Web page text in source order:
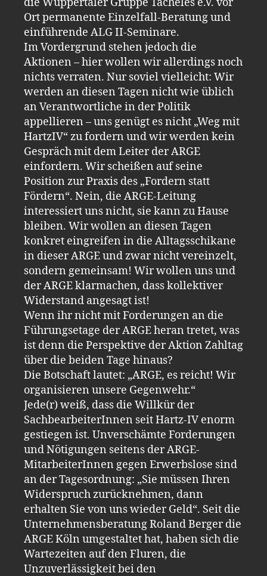
Ort permanente Einzelfall-Beratung und
einführende ALG II-Seminare.
Im Vordergrund stehen jedoch die
Aktionen – hier wollen wir allerdings noch
nichts verraten. Nur soviel vielleicht: Wir
werden an diesen Tagen nicht wie üblich
an Verantwortliche in der Politik
appellieren – uns genügt es nicht „Weg mit
HartzIV“ zu fordern und wir werden kein
Gespräch mit dem Leiter der ARGE
einfordern. Wir scheißen auf seine
Position zur Praxis des „Fordern statt
Fördern“. Nein, die ARGE-Leitung
interessiert uns nicht, sie kann zu Hause
bleiben. Wir wollen an diesen Tagen
konkret eingreifen in die Alltagsschikane
in dieser ARGE und zwar nicht vereinzelt,
sondern gemeinsam! Wir wollen uns und
der ARGE klarmachen, dass kollektiver
Widerstand angesagt ist!
Wenn ihr nicht mit Forderungen an die
Führungsetage der ARGE heran tretet, was
ist denn die Perspektive der Aktion Zahltag
über die beiden Tage hinaus?
Die Botschaft lautet: „ARGE, es reicht! Wir
organisieren unsere Gegenwehr.“
Jede(r) weiß, dass die Willkür der
SachbearbeiterInnen seit Hartz-IV enorm
gestiegen ist. Unverschämte Forderungen
und Nötigungen seitens der ARGE-
MitarbeiterInnen gegen Erwerbslose sind
an der Tagesordnung: „Sie müssen Ihren
Widerspruch zurücknehmen, dann
erhalten Sie von uns wieder Geld“. Seit die
Unternehmensberatung Roland Berger die
ARGE Köln umgestaltet hat, haben sich die
Wartezeiten auf den Fluren, die
Unzuverlässigkeit bei den